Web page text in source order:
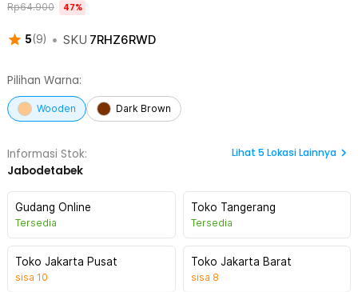
5(9) • SKU 7RHZ6RWD
Rp64.900 47%
Pilihan Warna:
Wooden Dark Brown
Informasi Stok:
Jabodetabek
Lihat 5 Lokasi Lainnya
Gudang Online
Tersedia
Toko Tangerang
Tersedia
Toko Jakarta Pusat
sisa 10
Toko Jakarta Barat
sisa 8